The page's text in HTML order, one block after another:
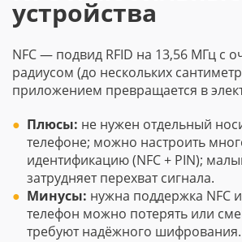
устройства
NFC — подвид RFID на 13,56 МГц с
радиусом (до нескольких
приложением превращается в
Плюсы: не нужен отдельный
телефоне; можно настроить
идентификацию (NFC + PIN);
затрудняет перехват сигнала.
Минусы: нужна поддержка NFC
телефон можно потерять или
требуют надёжного шифрования.